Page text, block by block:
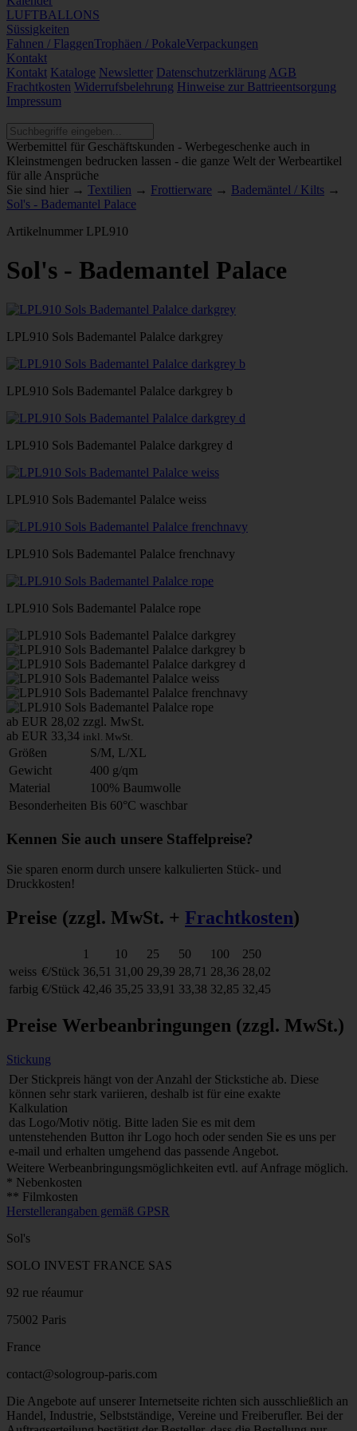
LUFTBALLONS
Süssigkeiten
Fahnen / FlaggenTrophäen / PokaleVerpackungen
Kontakt
Kontakt Kataloge Newsletter Datenschutzerklärung AGB
Frachtkosten Widerrufsbelehrung Hinweise zur Battrieentsorgung
Impressum
Werbemittel für Geschäftskunden - Werbegeschenke auch in
Kleinstmengen bedrucken lassen - die ganze Welt der Werbeartikel
für alle Ansprüche
Sie sind hier → Textilien → Frottierware → Bademäntel / Kilts →
Sol's - Bademantel Palace
Artikelnummer LPL910
Sol's - Bademantel Palace
LPL910 Sols Bademantel Palalce darkgrey
LPL910 Sols Bademantel Palalce darkgrey b
LPL910 Sols Bademantel Palalce darkgrey d
LPL910 Sols Bademantel Palalce weiss
LPL910 Sols Bademantel Palalce frenchnavy
LPL910 Sols Bademantel Palalce rope
ab EUR 28,02 zzgl. MwSt.
ab EUR 33,34 inkl. MwSt.
Größen
S/M, L/XL
Gewicht
400 g/qm
Material
100% Baumwolle
Besonderheiten Bis 60°C waschbar
Kennen Sie auch unsere Staffelpreise?
Sie sparen enorm durch unsere kalkulierten Stück- und
Druckkosten!
Preise (zzgl. MwSt. + Frachtkosten)
1 10 25 50 100
250
weiss €/Stück 36,51 31,00 29,39 28,71 28,36 28,02
farbig €/Stück 42,46 35,25 33,91 33,38 32,85 32,45
Preise Werbeanbringungen (zzgl. MwSt.)
Stickung
Der Stickpreis hängt von der Anzahl der Stickstiche ab. Diese
können sehr stark variieren, deshalb ist für eine exakte
Kalkulation
das Logo/Motiv nötig. Bitte laden Sie es mit dem
untenstehenden Button ihr Logo hoch oder senden Sie es uns per
e-mail und erhalten umgehend das passende Angebot.
Weitere Werbeanbringungsmöglichkeiten evtl. auf Anfrage möglich.
* Nebenkosten
** Filmkosten
Herstellerangaben gemäß GPSR
Sol's
SOLO INVEST FRANCE SAS
92 rue réaumur
75002 Paris
France
contact@sologroup-paris.com
Die Angebote auf unserer Internetseite richten sich ausschließlich an
Handel, Industrie, Selbstständige, Vereine und Freiberufler. Bei der